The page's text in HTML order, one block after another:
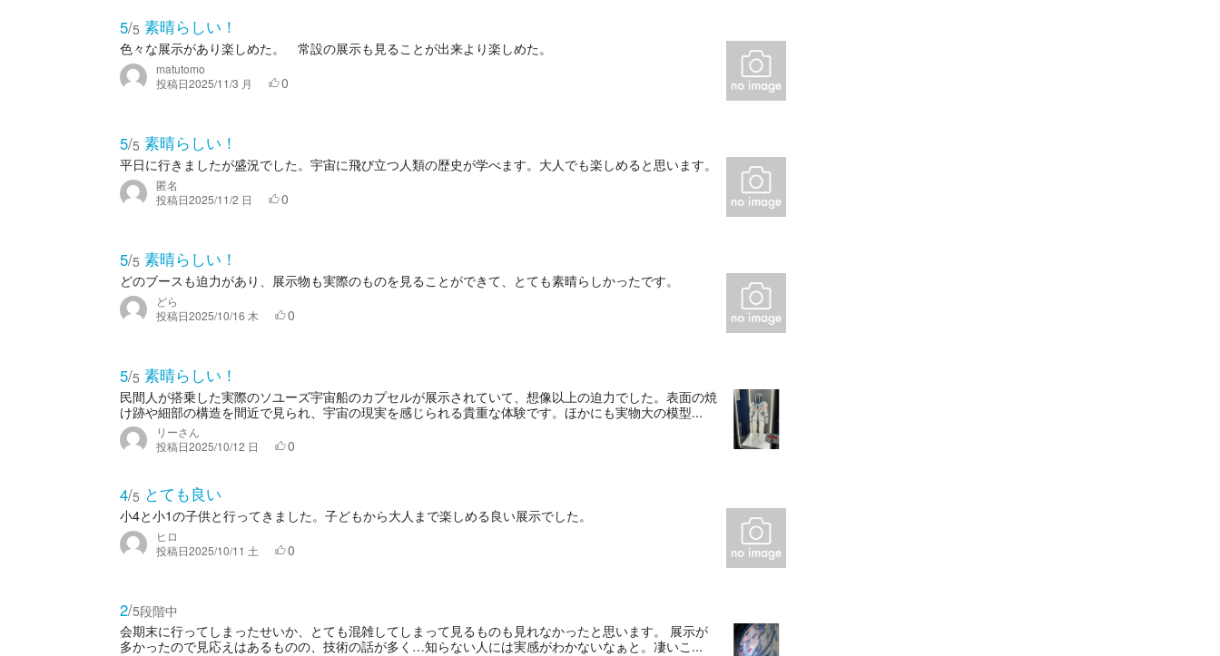
5/5 素晴らしい！
色々な展示があり楽しめた。 常設の展示も見ることが出来より楽しめた。
matutomo
投稿日2025/11/3 月 0
5/5 素晴らしい！
平日に行きましたが盛況でした。宇宙に飛び立つ人類の歴史が学べます。大人でも楽しめると思います。
匿名
投稿日2025/11/2 日 0
5/5 素晴らしい！
どのブースも迫力があり、展示物も実際のものを見ることができて、とても素晴らしかったです。
どら
投稿日2025/10/16 木 0
5/5 素晴らしい！
民間人が搭乗した実際のソユーズ宇宙船のカプセルが展示されていて、想像以上の迫力でした。表面の焼
け跡や細部の構造を間近で見られ、宇宙の現実を感じられる貴重な体験です。ほかにも実物大の模型...
リーさん
投稿日2025/10/12 日 0
4/5 とても良い
小4と小1の子供と行ってきました。子どもから大人まで楽しめる良い展示でした。
ヒロ
投稿日2025/10/11 土 0
2/5段階中
会期末に行ってしまったせいか、とても混雑してしまって見るものも見れなかったと思います。 展示が
多かったので見応えはあるものの、技術の話が多く…知らない人には実感がわかないなぁと。凄いこ...